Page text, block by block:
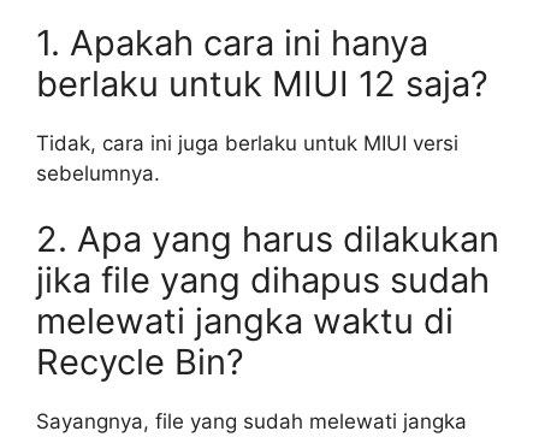
1. Apakah cara ini hanya
berlaku untuk MIUI 12 saja?
Tidak, cara ini juga berlaku untuk MIUI versi
sebelumnya.
2. Apa yang harus dilakukan
jika file yang dihapus sudah
melewati jangka waktu di
Recycle Bin?
Sayangnya, file yang sudah melewati jangka